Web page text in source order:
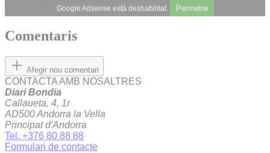
Google Adsense està deshabilitat. Permetre
Comentaris
Afegir nou comentari
CONTACTA AMB NOSALTRES
Diari Bondia
Callaueta, 4, 1r
AD500 Andorra la Vella
Principat d'Andorra
Tel. +376 80 88 88
Formulari de contacte